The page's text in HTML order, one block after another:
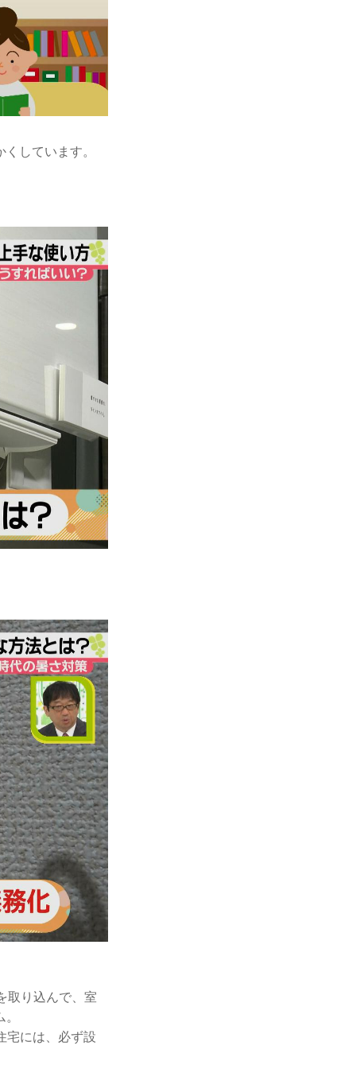
しています。
取り込んで、室
宅には、必ず設